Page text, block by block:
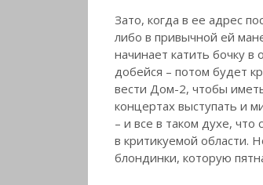
Зато, когда в ее адрес
либо в привычной ей
начинает катить бочку в
добейся – потом будет
вести Дом-2, чтобы
концертах выступать и
– и все в таком духе, что
в критикуемой области.
блондинки, которую